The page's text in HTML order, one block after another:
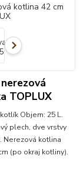
TOPLUX
Objem: 25 L.
plech, dve vrstvy
Nerezová kotlina
(po okraj kotliny).